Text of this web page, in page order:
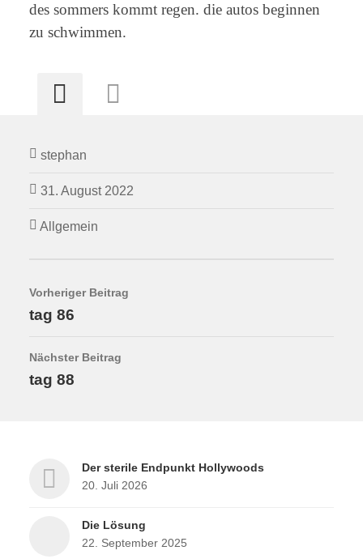
des sommers kommt regen. die autos beginnen
zu schwimmen.
stephan
31. August 2022
Allgemein
Vorheriger Beitrag
tag 86
Nächster Beitrag
tag 88
Der sterile Endpunkt Hollywoods
20. Juli 2026
Die Lösung
22. September 2025